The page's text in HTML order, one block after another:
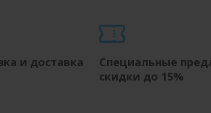
и доставка
Специальные
скидки до 15%